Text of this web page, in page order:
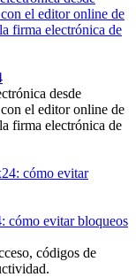
desde
el editor online de
firma electrónica de
cómo evitar bloqueos
códigos de